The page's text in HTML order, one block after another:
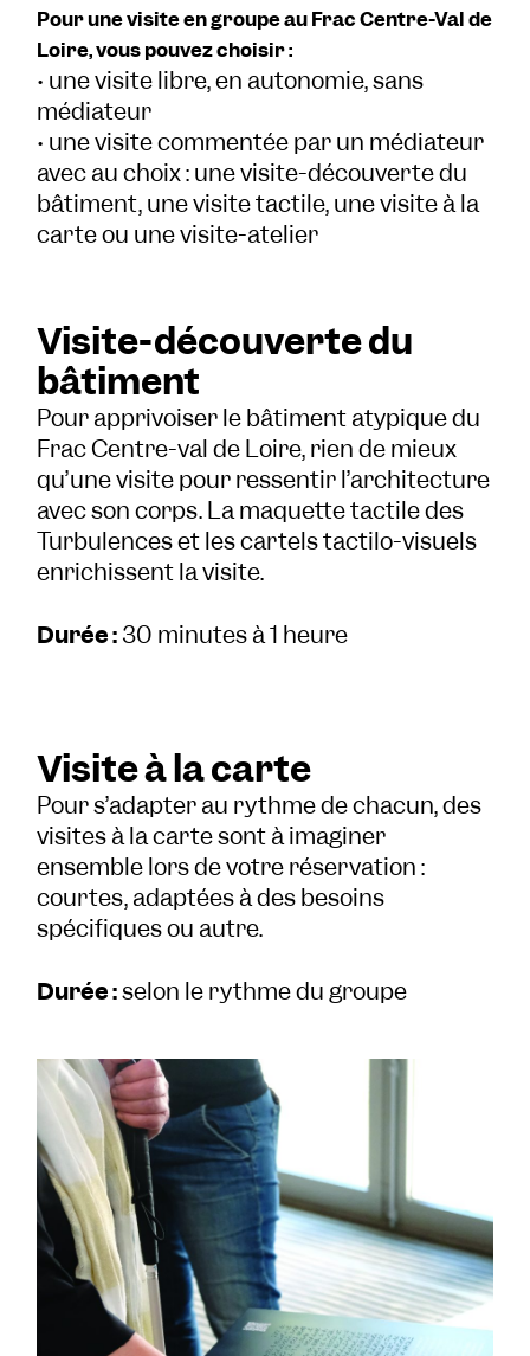
Pour une visite en groupe au Frac Centre-Val de
Loire, vous pouvez choisir :
• une visite libre, en autonomie, sans
médiateur
• une visite commentée par un médiateur
avec au choix : une visite-découverte du
bâtiment, une visite tactile, une visite à la
carte ou une visite-atelier
Visite-découverte du
bâtiment
Pour apprivoiser le bâtiment atypique du
Frac Centre-val de Loire, rien de mieux
qu’une visite pour ressentir l’architecture
avec son corps. La maquette tactile des
Turbulences et les cartels tactilo-visuels
enrichissent la visite.
Durée :30 minutes à 1 heure
Visite à la carte
Pour s’adapter au rythme de chacun, des
visites à la carte sont à imaginer
ensemble lors de votre réservation :
courtes, adaptées à des besoins
spécifiques ou autre.
Durée :selon le rythme du groupe